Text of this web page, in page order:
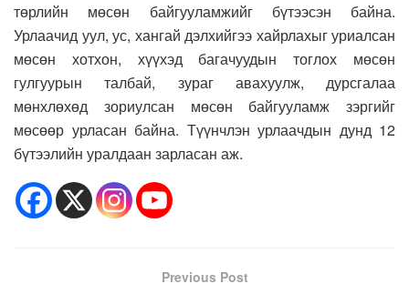
төрлийн мөсөн байгууламжийг бүтээсэн байна.
Урлаачид уул, ус, хангай дэлхийгээ хайрлахыг уриалсан
мөсөн хотхон, хүүхэд багачуудын тоглох мөсөн
гулгуурын талбай, зураг авахуулж, дурсгалаа
мөнхлөхөд зориулсан мөсөн байгууламж зэргийг
мөсөөр урласан байна. Түүнчлэн урлаачдын дунд 12
бүтээлийн уралдаан зарласан аж.
Previous Post